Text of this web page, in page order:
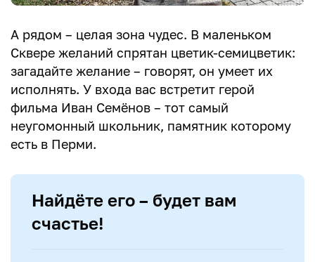
А рядом – целая зона чудес. В маленьком
Сквере желаний спрятан цветик-семицветик:
загадайте желание – говорят, он умеет их
исполнять. У входа вас встретит герой
фильма Иван Семёнов – тот самый
неугомонный школьник, памятник которому
есть в Перми.
Найдёте его – будет вам
счастье!